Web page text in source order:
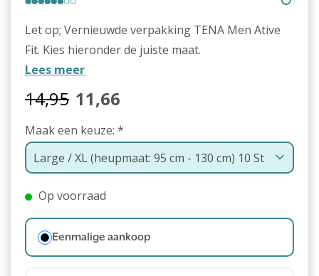
Let op; Vernieuwde verpakking TENA Men Ative
Fit. Kies hieronder de juiste maat.
Lees meer
14,95 11,66
Maak een keuze: *
Op voorraad
Eenmalige aankoop